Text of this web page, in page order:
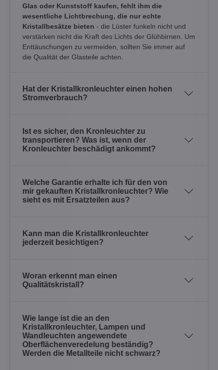
Glas oder Kunststoff kaufen, fehlt ihm die
wesentliche Lichtbrechung, die nur echte
Kristallbesätze bieten - die Lüster funkeln nicht und
verstärken nicht die Kraft des Lichts der Glühbirnen. Um
Enttäuschungen zu vermeiden, sollten Sie immer auf
die Qualität der Glasteile achten.
Hat der Kristallkronleuchter einen hohen
Stromverbrauch?
Ist es sicher, den Kronleuchter zu
transportieren? Was ist, wenn der
Kronleuchter beschädigt ankommt?
Welche Garantie erhalte ich für den von
mir gekauften Kristallkronleuchter? Wie
sieht es mit Ersatzteilen aus?
Kann man die Kristallkronleuchter
jederzeit besichtigen?
Woran erkennt man einen
Qualitätskristall?
Wie lange ist die an den
Kristallkronleuchter, Lampen und
Wandleuchten angewendete
Oberflächenveredelung beständig?
Werden die Metallteile nicht schwarz?